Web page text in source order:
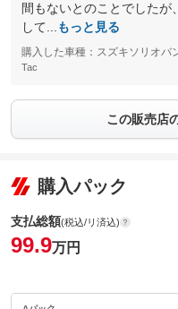
間もないとのことでした
して...
もっと見る
購入した車種：スズキソリオバ
Tac
この販売店
購入パック
支払総額(税込/リ済込)
99.9万円